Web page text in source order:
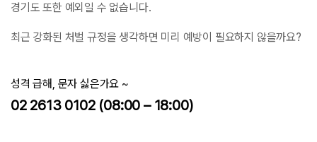
경기도 또한 예외일 수 없습니다.
최근 강화된 처벌 규정을 생각하면 미리 예방이 필요하지 않을까요?
성격 급해, 문자 싫은가요 ~
02 2613 0102 (08:00 – 18:00)